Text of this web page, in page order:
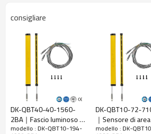
Spazio tra i
Rileva la
precisione
18 mm
Quantità di
travi
Raggio
d'azione
1930 mm
Taglia del
15mm*30mm*L, L è la
consigliare
DK-QBT40-40-1560-
2BA｜Fascio luminoso di
sicurezza｜DADISICK
modello : DK-QBT10-194-
DK-QBT10-72-
｜Sensore di
DADISICK
modello : DK-